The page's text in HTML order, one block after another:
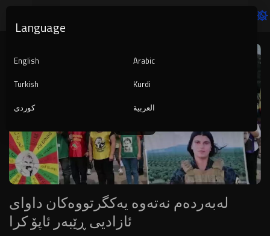
Player
لەبەردەم نەتەوە یەکگرتووەکان داوای
ئازادیی ڕێبەر ئاپۆ کرا
Language
English
Arabic
Turkish
Kurdi
کوردی
العربية